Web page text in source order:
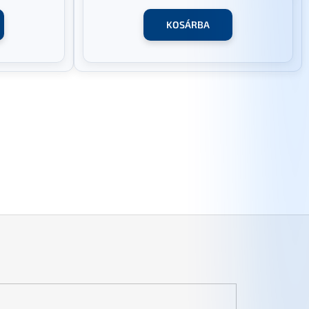
KOSÁRBA